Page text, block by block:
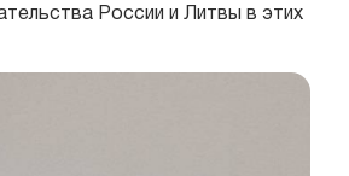
России и Литвы в этих